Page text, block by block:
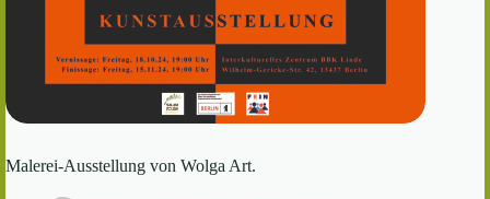
Malerei-Ausstellung von Wolga Art.